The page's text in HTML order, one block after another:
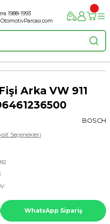
Arka VW 911
BOSCH
Seçenekleri
WhatsApp Sipariş